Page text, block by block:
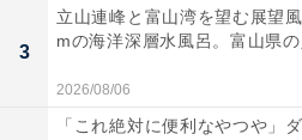
3
立山連峰と富山湾を望む展望
mの海洋深層水風呂。富山県の
2026/08/06
「これ絶対に便利なやつや」